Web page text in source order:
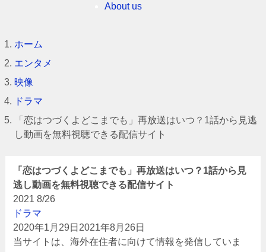
About us
ホーム
エンタメ
映像
ドラマ
「恋はつづくよどこまでも」再放送はいつ？1話から見逃
し動画を無料視聴できる配信サイト
「恋はつづくよどこまでも」再放送はいつ？1話から見
逃し動画を無料視聴できる配信サイト
2021 8/26
ドラマ
2020年1月29日2021年8月26日
当サイトは、海外在住者に向けて情報を発信していま